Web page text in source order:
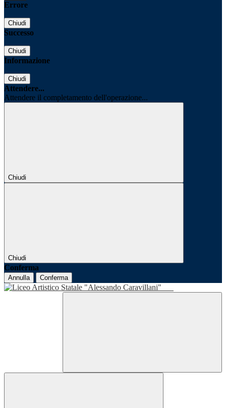
Errore
Chiudi
Successo
Chiudi
Informazione
Chiudi
Attendere...
Attendere il completamento dell'operazione...
Chiudi
Chiudi
Conferma
Annulla Conferma